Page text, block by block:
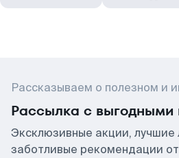
Рассказываем о полезном и
Рассылка с
Эксклюзивные акции, лучшие
заботливые рекомендации